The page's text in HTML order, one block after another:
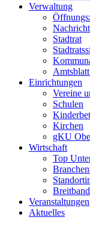
Ver­wal­tung
Stadt­rat
Ein­rich­tun­gen
Ver­ei­ne
Schu­len
Kir­chen
gKU
Wirt­schaft
Top
Ver­an­stal­tun­gen
Aktu­el­les